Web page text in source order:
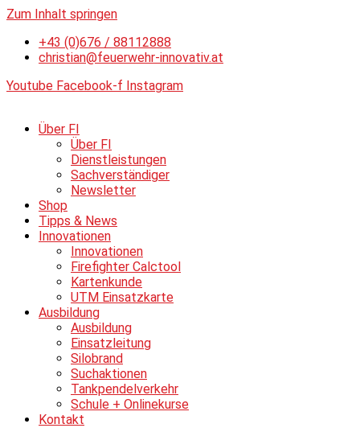
Zum Inhalt springen
+43 (0)676 / 88112888
christian@feuerwehr-innovativ.at
Youtube Facebook-f Instagram
Über FI
Über FI
Dienstleistungen
Sachverständiger
Newsletter
Shop
Tipps & News
Innovationen
Innovationen
Firefighter Calctool
Kartenkunde
UTM Einsatzkarte
Ausbildung
Ausbildung
Einsatzleitung
Silobrand
Suchaktionen
Tankpendelverkehr
Schule + Onlinekurse
Kontakt